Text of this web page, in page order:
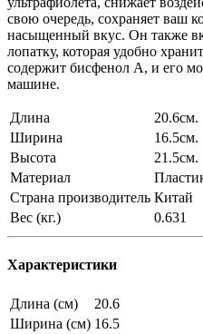
свою очередь, сохраняет ваш
насыщенный вкус. Он также
лопатку, которая удобно
содержит бисфенол А, и его
машине.
Длина
20.6см.
Ширина
16.5см.
Высота
21.5см.
Материал
Страна производитель Китай
Вес (кг.)
0.631
Характеристики
Длина (см)
20.6
Ширина (см) 16.5